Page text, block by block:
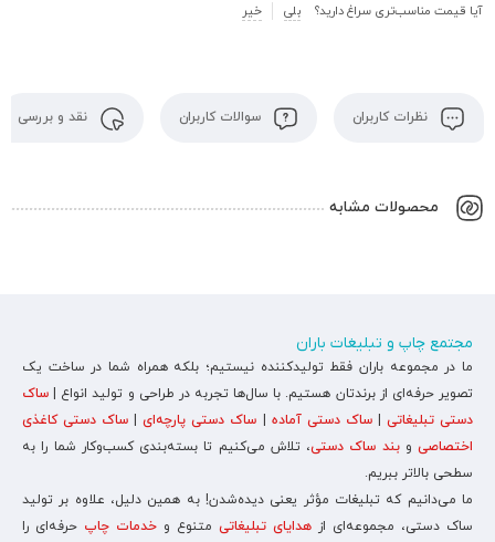
آیا قیمت مناسب‌تری سراغ دارید؟ بلی خیر
نظرات کاربران سوالات کاربران نقد و بررسی
محصولات مشابه
مجتمع چاپ و تبلیغات باران
ما در مجموعه باران فقط تولیدکننده نیستیم؛ بلکه همراه شما در ساخت یک
تصویر حرفه‌ای از برندتان هستیم. با سال‌ها تجربه در طراحی و تولید انواع | ساک
دستی تبلیغاتی |ساک دستی آماده | ساک دستی پارچه‌ای| ساک دستی کاغذی
اختصاصی وبند ساک دستی، تلاش می‌کنیم تا بسته‌بندی کسب‌وکار شما را به
سطحی بالاتر ببریم.
ما می‌دانیم که تبلیغات مؤثر یعنی دیده‌شدن! به همین دلیل، علاوه بر تولید
ساک دستی، مجموعه‌ای از هدایای تبلیغاتی متنوع و خدمات چاپ حرفه‌ای را